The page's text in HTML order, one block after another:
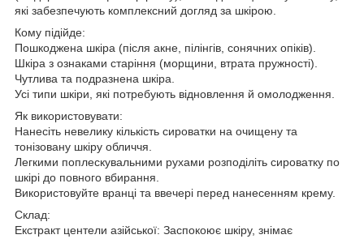
які забезпечують комплексний догляд за шкірою.
Кому підійде:
Пошкоджена шкіра (після акне, пілінгів, сонячних опіків).
Шкіра з ознаками старіння (морщини, втрата пружності).
Чутлива та подразнена шкіра.
Усі типи шкіри, які потребують відновлення й омолодження.
Як використовувати:
Нанесіть невелику кількість сироватки на очищену та
тонізовану шкіру обличчя.
Легкими поплескувальними рухами розподіліть сироватку по
шкірі до повного вбирання.
Використовуйте вранці та ввечері перед нанесенням крему.
Склад:
Екстракт центели азійської: Заспокоює шкіру, знімає